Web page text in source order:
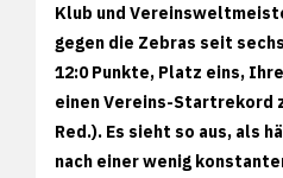
Klub und
gegen die Zebras seit
12:0 Punkte, Platz eins,
einen Vereins-Startrekord
Red.). Es sieht so aus, als
nach einer wenig